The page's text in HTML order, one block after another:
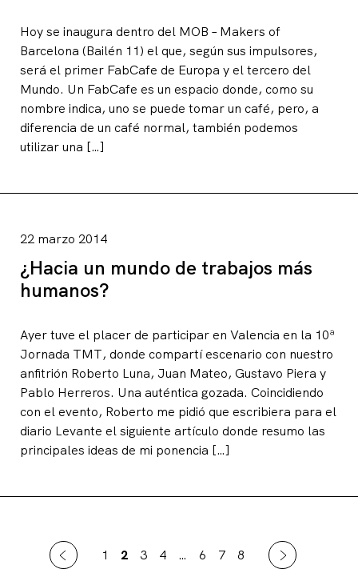
Hoy se inaugura dentro del MOB – Makers of
Barcelona (Bailén 11) el que, según sus impulsores,
será el primer FabCafe de Europa y el tercero del
Mundo. Un FabCafe es un espacio donde, como su
nombre indica, uno se puede tomar un café, pero, a
diferencia de un café normal, también podemos
utilizar una […]
22 marzo 2014
¿Hacia un mundo de trabajos más
humanos?
Ayer tuve el placer de participar en Valencia en la 10ª
Jornada TMT, donde compartí escenario con nuestro
anfitrión Roberto Luna, Juan Mateo, Gustavo Piera y
Pablo Herreros. Una auténtica gozada. Coincidiendo
con el evento, Roberto me pidió que escribiera para el
diario Levante el siguiente artículo donde resumo las
principales ideas de mi ponencia […]
1 2 3 4 … 6 7 8